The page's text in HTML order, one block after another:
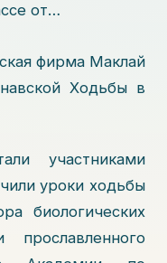
от…
фирма Маклай
Ходьбы в
участниками
уроки ходьбы
биологических